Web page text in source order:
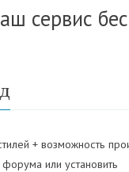
сервис
+ возможность
или установить